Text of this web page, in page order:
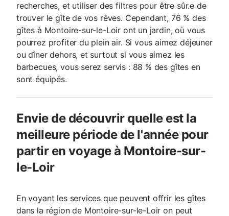
recherches, et utiliser des filtres pour être sûr.e de
trouver le gîte de vos rêves. Cependant, 76 % des
gîtes à Montoire-sur-le-Loir ont un jardin, où vous
pourrez profiter du plein air. Si vous aimez déjeuner
ou dîner dehors, et surtout si vous aimez les
barbecues, vous serez servis : 88 % des gîtes en
sont équipés.
Envie de découvrir quelle est la
meilleure période de l'année pour
partir en voyage à Montoire-sur-
le-Loir
En voyant les services que peuvent offrir les gîtes
dans la région de Montoire-sur-le-Loir on peut